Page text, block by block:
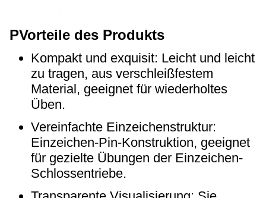
PVorteile des Produkts
Kompakt und exquisit: Leicht und leicht
zu tragen, aus verschleißfestem
Material, geeignet für wiederholtes
Üben.
Vereinfachte Einzeichenstruktur:
Einzeichen-Pin-Konstruktion, geeignet
für gezielte Übungen der Einzeichen-
Schlossentriebe.